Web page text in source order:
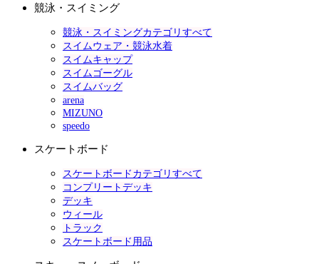
競泳・スイミング
競泳・スイミングカテゴリすべて
スイムウェア・競泳水着
スイムキャップ
スイムゴーグル
スイムバッグ
arena
MIZUNO
speedo
スケートボード
スケートボードカテゴリすべて
コンプリートデッキ
デッキ
ウィール
トラック
スケートボード用品